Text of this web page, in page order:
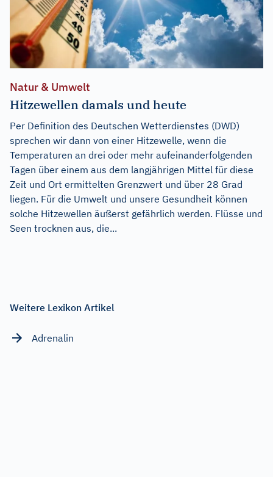
Natur & Umwelt
Hitzewellen damals und heute
Per Definition des Deutschen Wetterdienstes (DWD)
sprechen wir dann von einer Hitzewelle, wenn die
Temperaturen an drei oder mehr aufeinanderfolgenden
Tagen über einem aus dem langjährigen Mittel für diese
Zeit und Ort ermittelten Grenzwert und über 28 Grad
liegen. Für die Umwelt und unsere Gesundheit können
solche Hitzewellen äußerst gefährlich werden. Flüsse und
Seen trocknen aus, die...
Weitere Lexikon Artikel
Adrenalin